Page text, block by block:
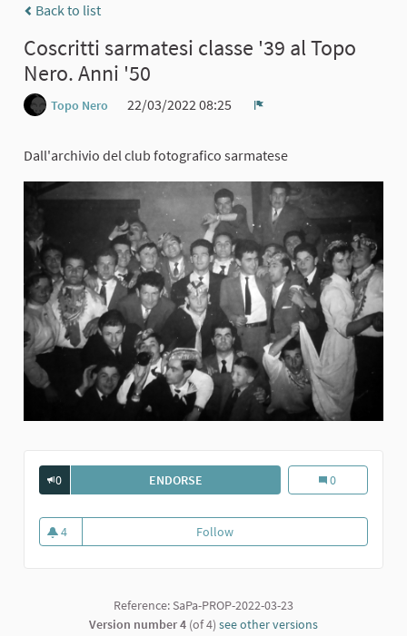
Back to list
Coscritti sarmatesi classe '39 al Topo
Nero. Anni '50
Topo Nero
22/03/2022 08:25
Dall'archivio del club fotografico sarmatese
0 ENDORSE COSCRITTI SARMATESI CLASSE '39
Coscritti
0
4
4 followers
FollowCoscritti sarmatesi classe '39 al
Reference: SaPa-PROP-2022-03-23
Version number 4 (of 4) see other versions